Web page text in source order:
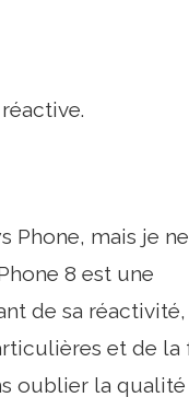
Phone, mais je
8 est une
de sa
et de la
oublier la qualité